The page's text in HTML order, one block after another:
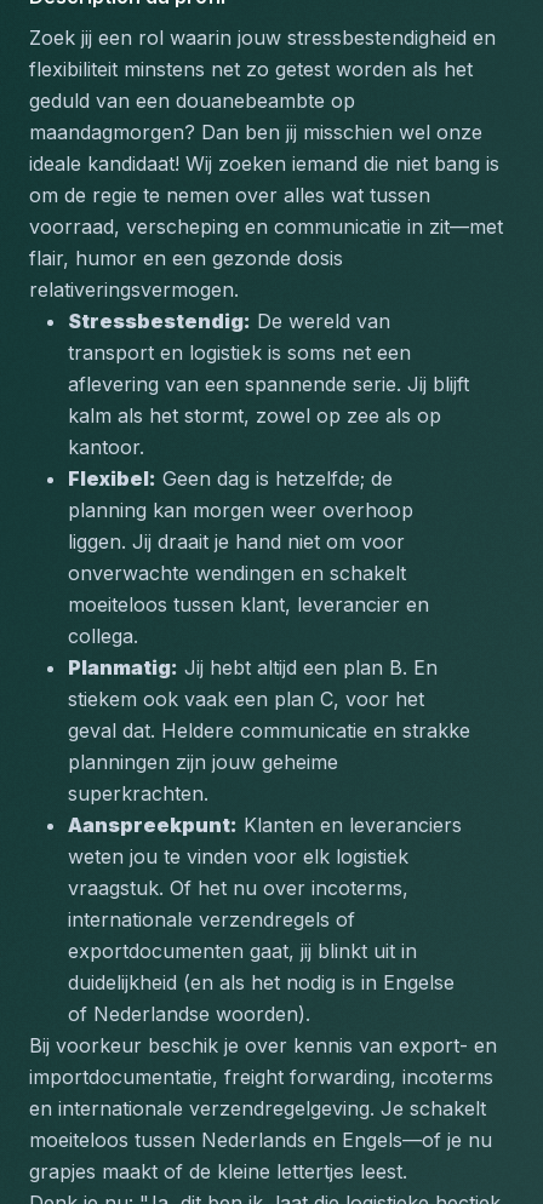
Zoek jij een rol waarin jouw stressbestendigheid en
flexibiliteit minstens net zo getest worden als het
geduld van een douanebeambte op
maandagmorgen? Dan ben jij misschien wel onze
ideale kandidaat! Wij zoeken iemand die niet bang is
om de regie te nemen over alles wat tussen
voorraad, verscheping en communicatie in zit—met
flair, humor en een gezonde dosis
relativeringsvermogen.
Stressbestendig: De wereld van
transport en logistiek is soms net een
aflevering van een spannende serie. Jij blijft
kalm als het stormt, zowel op zee als op
kantoor.
Flexibel: Geen dag is hetzelfde; de
planning kan morgen weer overhoop
liggen. Jij draait je hand niet om voor
onverwachte wendingen en schakelt
moeiteloos tussen klant, leverancier en
collega.
Planmatig: Jij hebt altijd een plan B. En
stiekem ook vaak een plan C, voor het
geval dat. Heldere communicatie en strakke
planningen zijn jouw geheime
superkrachten.
Aanspreekpunt: Klanten en leveranciers
weten jou te vinden voor elk logistiek
vraagstuk. Of het nu over incoterms,
internationale verzendregels of
exportdocumenten gaat, jij blinkt uit in
duidelijkheid (en als het nodig is in Engelse
of Nederlandse woorden).
Bij voorkeur beschik je over kennis van export- en
importdocumentatie, freight forwarding, incoterms
en internationale verzendregelgeving. Je schakelt
moeiteloos tussen Nederlands en Engels—of je nu
grapjes maakt of de kleine lettertjes leest.